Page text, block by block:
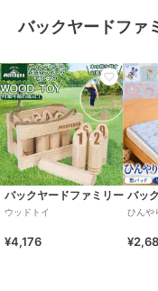
【ご利用シーン】
知育玩具 積み木 通販 バ
ス ブロック 知育 子供 大
んこ 玩具 ホビー おもち
ト
この商品は、不良品のみ返
バックヤードファ
バックヤードファミリー
ウッドトイ
¥4,176
バッ
ひんや